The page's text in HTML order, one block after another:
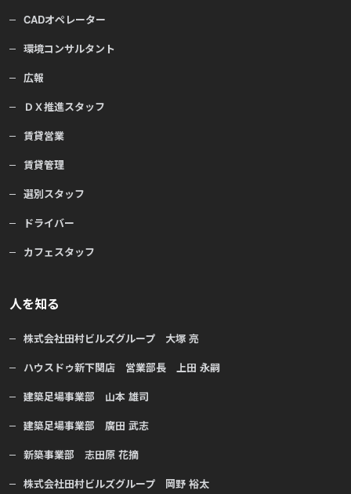
CADオペレーター
環境コンサルタント
広報
ＤＸ推進スタッフ
賃貸営業
賃貸管理
選別スタッフ
ドライバー
カフェスタッフ
人を知る
株式会社田村ビルズグループ 大塚 亮
ハウスドゥ新下関店 営業部長 上田 永嗣
建築足場事業部 山本 雄司
建築足場事業部 廣田 武志
新築事業部 志田原 花摘
株式会社田村ビルズグループ 岡野 裕太